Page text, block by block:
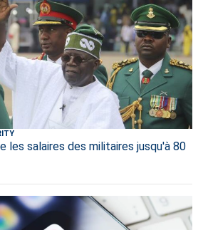
les salaires des militaires jusqu'à 80